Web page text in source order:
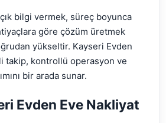
bilgi vermek, süreç boyunca
göre çözüm üretmek
yükseltir. Kayseri Evden
takip, kontrollü operasyon ve
bir arada sunar.
Evden Eve Nakliyat